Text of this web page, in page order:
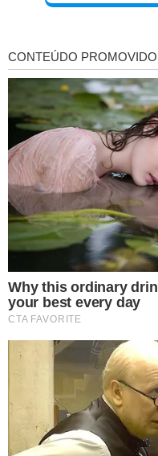
Dois homens foram
levados ao Hospital de
teriam sofrido
clínica delas não foi
A Polícia Civil abriu
que motivou o crime,
responsáveis pelos